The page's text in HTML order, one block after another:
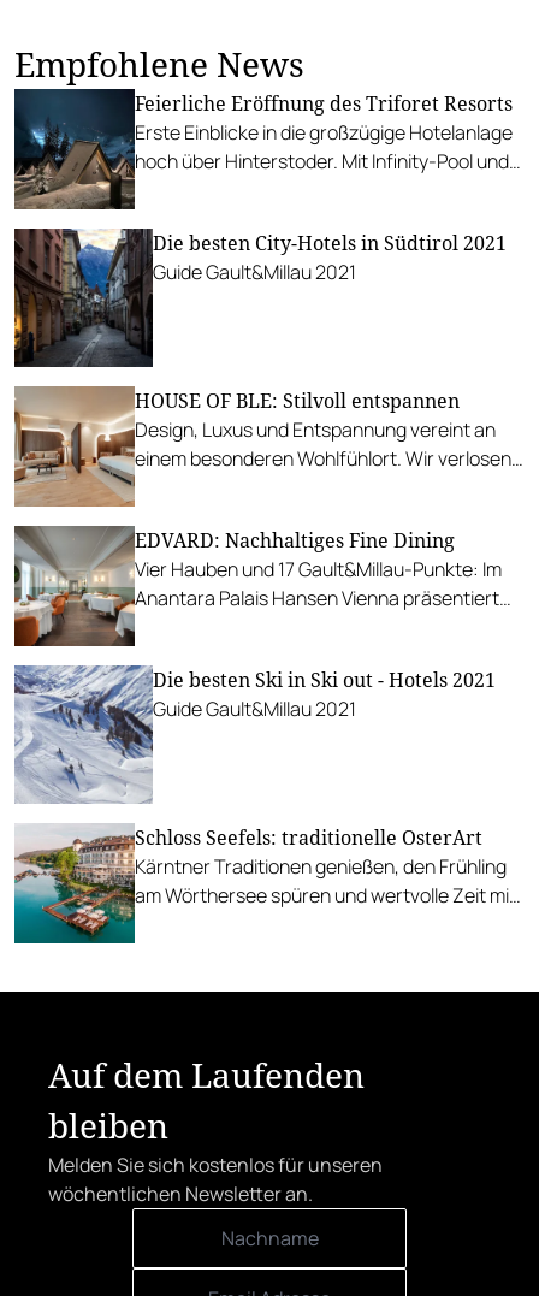
Empfohlene News
Feierliche Eröffnung des Triforet Resorts
Erste Einblicke in die großzügige Hotelanlage
hoch über Hinterstoder. Mit Infinity-Pool und
Die besten City-Hotels in Südtirol 2021
Guide Gault&Millau 2021
HOUSE OF BLE: Stilvoll entspannen
Design, Luxus und Entspannung vereint an
einem besonderen Wohlfühlort. Wir verlosen
EDVARD: Nachhaltiges Fine Dining
Vier Hauben und 17 Gault&Millau-Punkte: Im
Anantara Palais Hansen Vienna präsentiert
Die besten Ski in Ski out - Hotels 2021
Guide Gault&Millau 2021
Schloss Seefels: traditionelle OsterArt
Kärntner Traditionen genießen, den Frühling
am Wörthersee spüren und wertvolle Zeit mit
Auf dem Laufenden
bleiben
Melden Sie sich kostenlos für unseren
wöchentlichen Newsletter an.